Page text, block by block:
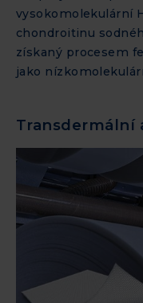
vysokomolekulární
chondroitinu
získaný procesem
jako
Transdermální